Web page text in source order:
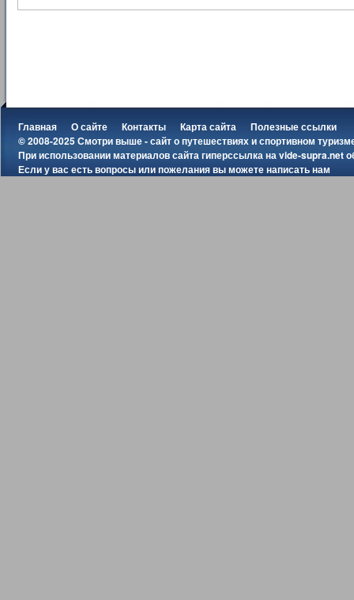
Главная О сайте Контакты Карта сайта
Полезные ссылки
© 2008-2025 Смотри выше - сайт о путешествиях и спортивном
При использовании материалов сайта гиперссылка наvide-supra.net
Если у вас есть вопросы или пожелания вы можетенаписать нам